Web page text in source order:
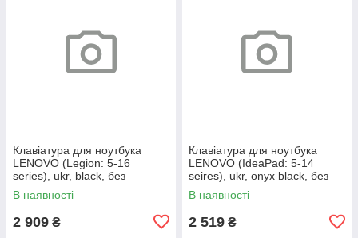
Клавіатура для ноутбука
LENOVO (Legion: 5-16
series), ukr, black, без
фрейма, підсвічування
клавіш
В наявності
2 909 ₴
Клавіатура для ноутбука
LENOVO (IdeaPad: 5-14
seires), ukr, onyx black, без
фрейму, підсвічування клавіш
(copilot)
В наявності
2 519 ₴